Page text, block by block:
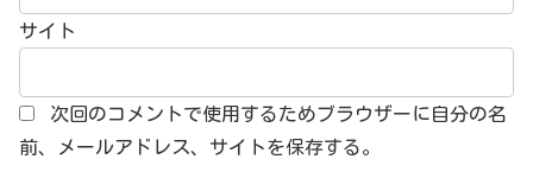
サイト
次回のコメントで使用するためブラウザーに自分の名
前、メールアドレス、サイトを保存する。